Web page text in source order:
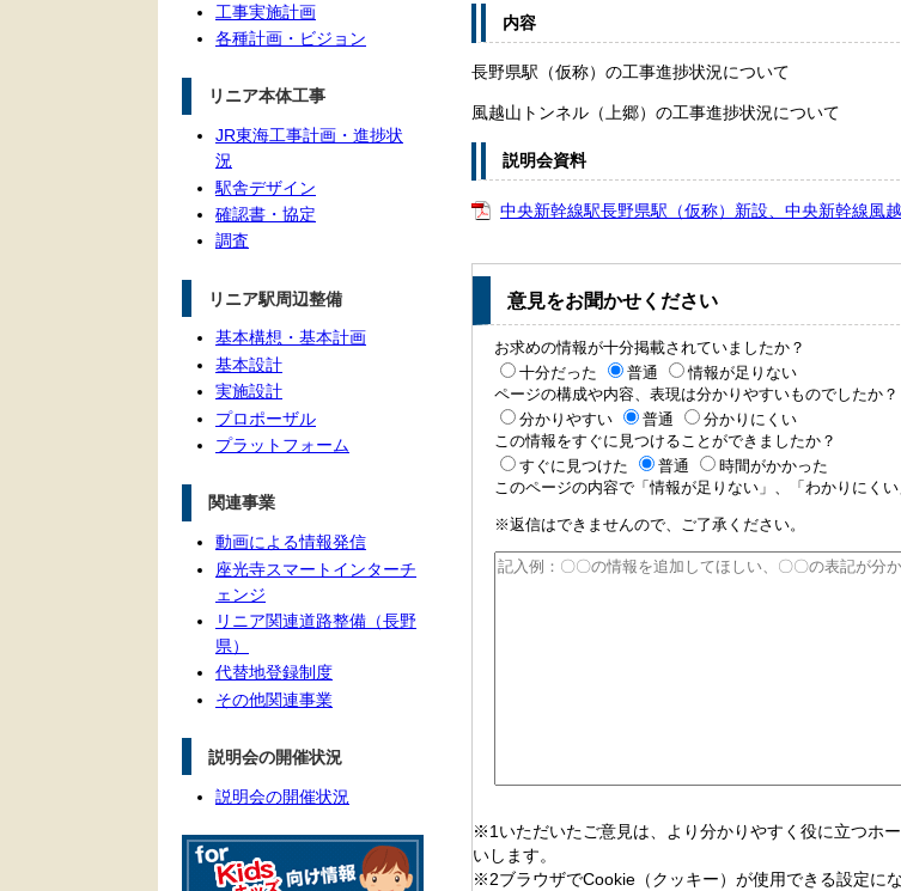
内容
長野県駅（仮称）の工事進捗状況について
風越山トンネル（上郷）の工事進捗状況について
説明会資料
中央新幹線駅長野県駅（仮称）新設、中央新幹線風
意見をお聞かせください
お求めの情報が十分掲載されていましたか？
十分だった
普通
情報が足りない
ページの構成や内容、表現は分かりやすいものでしたか？
分かりやすい
普通
分かりにくい
この情報をすぐに見つけることができましたか？
すぐに見つけた
普通
時間がかかった
このページの内容で「情報が足りない」、「わかりにく
※返信はできませんので、ご了承ください。
※1いただいたご意見は、より分かりやすく役に立つホ
いします。
※2ブラウザでCookie（クッキー）が使用できる設定に
工事実施計画
各種計画・ビジョン
リニア本体工事
JR東海工事計画・進捗状
況
駅舎デザイン
確認書・協定
調査
リニア駅周辺整備
基本構想・基本計画
基本設計
実施設計
プロポーザル
プラットフォーム
関連事業
動画による情報発信
座光寺スマートインターチ
ェンジ
リニア関連道路整備（長野
県）
代替地登録制度
その他関連事業
説明会の開催状況
説明会の開催状況